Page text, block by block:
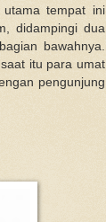
tempat ini
didampingi dua
bawahnya.
itu para umat
pengunjung